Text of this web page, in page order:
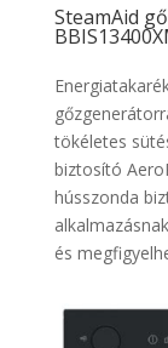
SteamAid
tökéletes
biztosító
hússzonda
és